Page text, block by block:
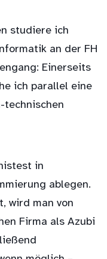
studiere ich
an der FH
Einerseits
ich parallel eine
technischen
in
ablegen.
wird man von
Firma als Azubi